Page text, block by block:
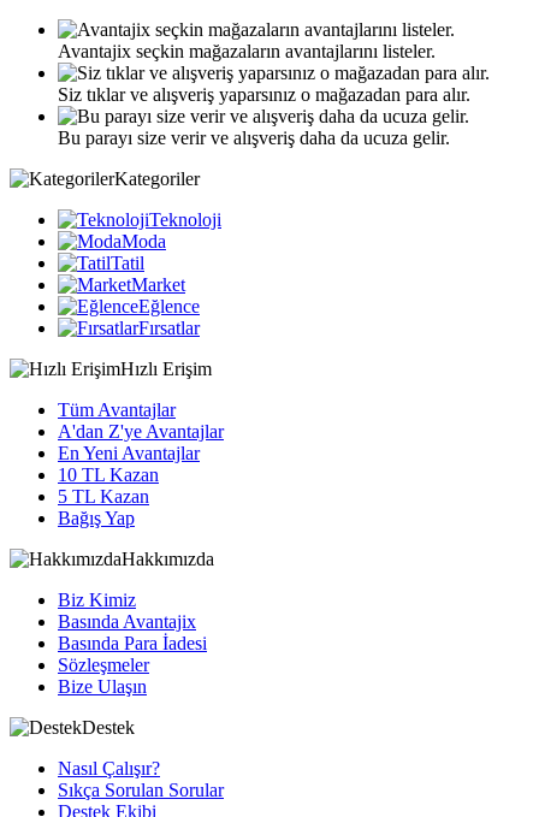
Avantajix seçkin mağazaların avantajlarını listeler.
Siz tıklar ve alışveriş yaparsınız o mağazadan para alır.
Bu parayı size verir ve alışveriş daha da ucuza gelir.
Kategoriler
Teknoloji
Moda
Tatil
Market
Eğlence
Fırsatlar
Hızlı Erişim
Tüm Avantajlar
A'dan Z'ye Avantajlar
En Yeni Avantajlar
10 TL Kazan
5 TL Kazan
Bağış Yap
Hakkımızda
Biz Kimiz
Basında Avantajix
Basında Para İadesi
Sözleşmeler
Bize Ulaşın
Destek
Nasıl Çalışır?
Sıkça Sorulan Sorular
Destek Ekibi